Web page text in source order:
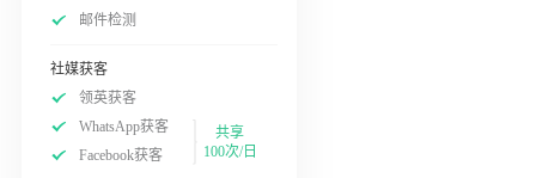
邮件检测
社媒获客
领英获客
WhatsApp获客
Facebook获客
共享
100次/日